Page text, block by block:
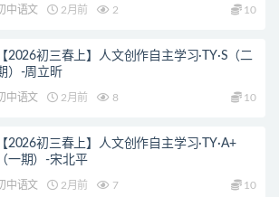
中语文 2月前 2 10
【2026初三春上】人文创作自主学习·TY·S（二
）-周立昕
中语文 2月前 8 10
【2026初三春上】人文创作自主学习·TY·A+
（一期）-宋北平
中语文 2月前 7 10